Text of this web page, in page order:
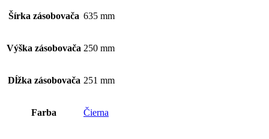
Šírka zásobovača 635 mm
Výška zásobovača 250 mm
Dĺžka zásobovača 251 mm
Farba Čierna